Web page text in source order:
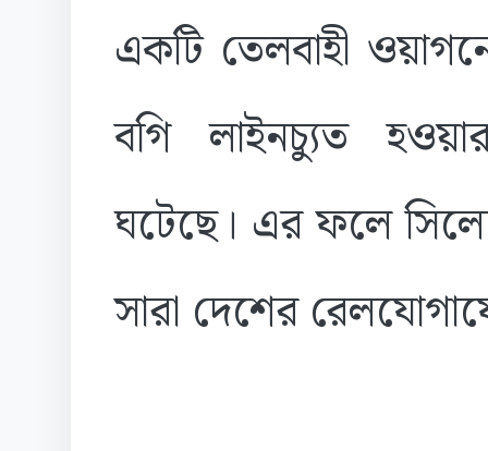
একটি তেলবাহী
বগি লাইনচ্যুত
ঘটেছে। এর ফলে
সারা দেশের